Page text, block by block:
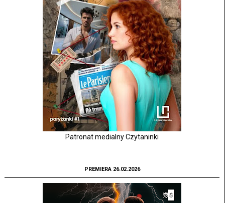
Patronat medialny Czytaninki
PREMIERA 26.02.2026